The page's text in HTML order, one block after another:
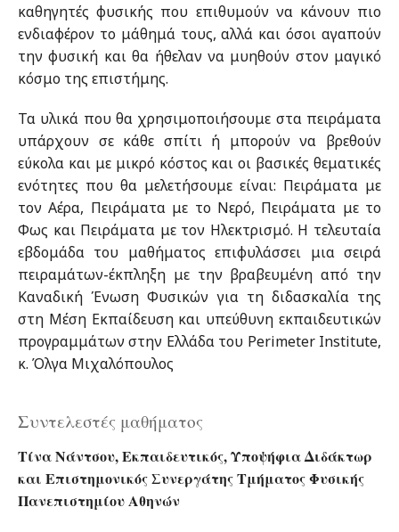
καθηγητές φυσικής που επιθυμούν να κάνουν πιο
ενδιαφέρον το μάθημά τους, αλλά και όσοι αγαπούν
την φυσική και θα ήθελαν να μυηθούν στον μαγικό
κόσμο της επιστήμης.
Τα υλικά που θα χρησιμοποιήσουμε στα πειράματα
υπάρχουν σε κάθε σπίτι ή μπορούν να βρεθούν
εύκολα και με μικρό κόστος και οι βασικές θεματικές
ενότητες που θα μελετήσουμε είναι: Πειράματα με
τον Αέρα, Πειράματα με το Νερό, Πειράματα με το
Φως και Πειράματα με τον Ηλεκτρισμό. Η τελευταία
εβδομάδα του μαθήματος επιφυλάσσει μια σειρά
πειραμάτων-έκπληξη με την βραβευμένη από την
Καναδική Ένωση Φυσικών για τη διδασκαλία της
στη Μέση Εκπαίδευση και υπεύθυνη εκπαιδευτικών
προγραμμάτων στην Ελλάδα του Perimeter Institute,
κ. Όλγα Μιχαλόπουλος
Συντελεστές μαθήματος
Τίνα Νάντσου, Εκπαιδευτικός, Υποψήφια Διδάκτωρ
και Επιστημονικός Συνεργάτης Τμήματος Φυσικής
Πανεπιστημίου Αθηνών